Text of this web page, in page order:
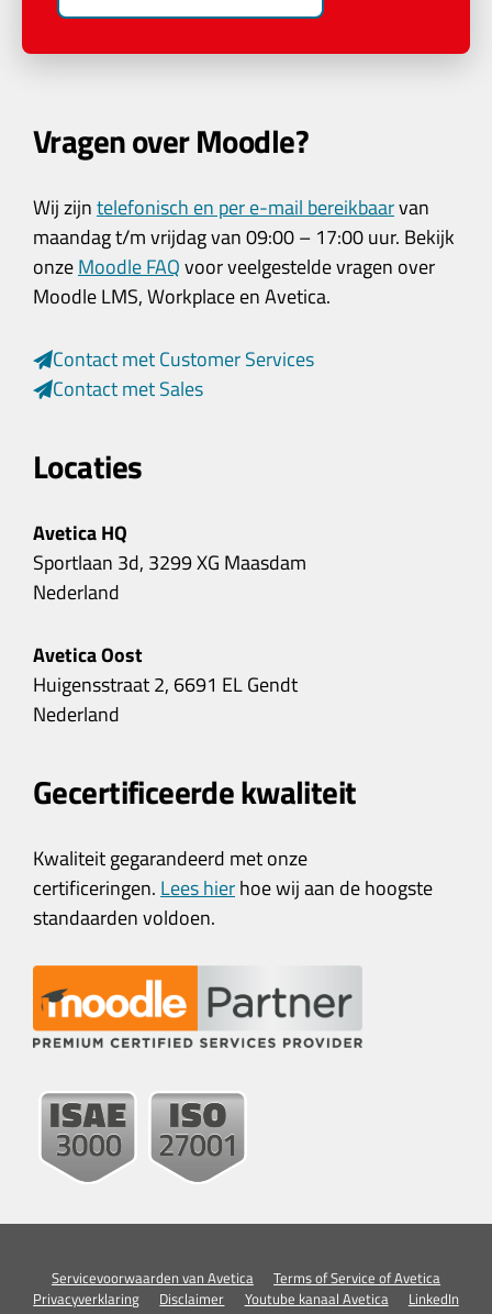
Vragen over Moodle?
Wij zijntelefonisch en per e-mail bereikbaarvan
maandag t/m vrijdag van 09:00 – 17:00 uur. Bekijk
onzeMoodle FAQvoor veelgestelde vragen over
Moodle LMS, Workplace en Avetica.
Contact met Customer Services
Contact met Sales
Locaties
Avetica HQ
Sportlaan 3d, 3299 XG Maasdam
Nederland
Avetica Oost
Huigensstraat 2, 6691 EL Gendt
Nederland
Gecertificeerde kwaliteit
Kwaliteit gegarandeerd met onze
certificeringen.Lees hierhoe wij aan de hoogste
standaarden voldoen.
Servicevoorwaarden van Avetica
Terms of Service of Avetica
Privacyverklaring
Disclaimer Youtube kanaal Avetica LinkedIn